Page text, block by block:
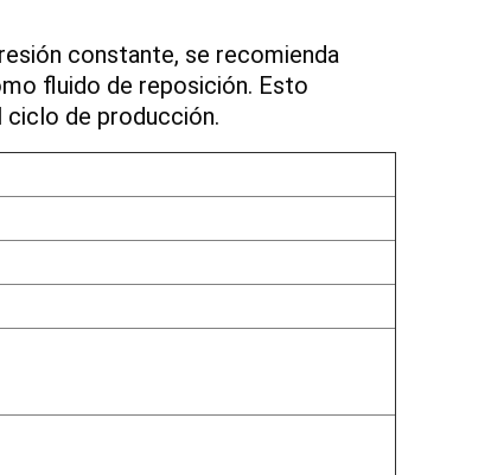
constante, se recomienda
fluido de reposición. Esto
de producción.